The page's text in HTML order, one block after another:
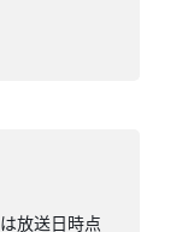
放送日時点